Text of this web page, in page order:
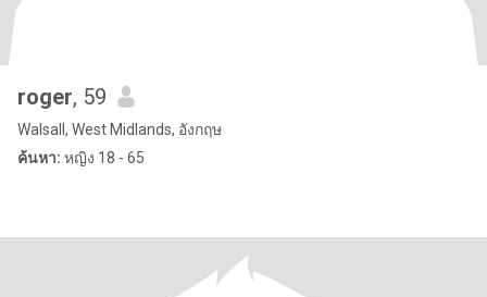
roger, 59
Walsall, West Midlands, อังกฤษ
ค้นหา: หญิง 18 - 65